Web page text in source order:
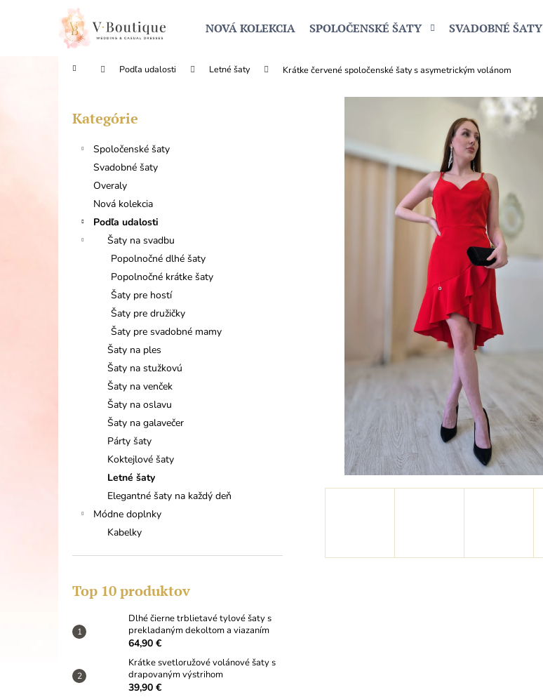
NOVÁ KOLEKCIA SPOLOČENSKÉ ŠATY SVADOBNÉ ŠATY
Domov Podľa udalosti Letné šaty Krátke červené spoločenské šaty s asymetrickým volánom
Preskočiť
kategórie
Kategórie
Spoločenské šaty
Svadobné šaty
Overaly
Nová kolekcia
Podľa udalosti
Šaty na svadbu
Popolnočné dlhé šaty
Popolnočné krátke šaty
Šaty pre hostí
Šaty pre družičky
Šaty pre svadobné mamy
Šaty na ples
Šaty na stužkovú
Šaty na venček
Šaty na oslavu
Šaty na galavečer
Párty šaty
Koktejlové šaty
Letné šaty
Elegantné šaty na každý deň
Módne doplnky
Kabelky
Top 10 produktov
Dlhé čierne trblietavé tylové šaty s
prekladaným dekoltom a viazaním
64,90 €
Krátke svetloružové volánové šaty s
drapovaným výstrihom
39,90 €
Späť
Späť
Čo potrebujete nájsť?
HĽADAŤ
Odporúčame
DLHÉ ČIERNE TRBLIETAVÉ TYLOVÉ
ŠATY S PREKLADANÝM DEKOLTOM A
VIAZANÍM
64,90 €
KRÁTKE SVETLORUŽOVÉ VOLÁNOVÉ
ŠATY S DRAPOVANÝM VÝSTRIHOM